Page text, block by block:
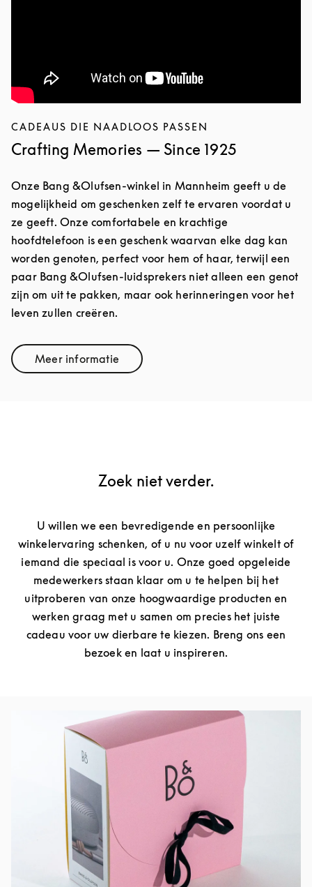
CADEAUS DIE NAADLOOS PASSEN
Crafting Memories — Since 1925
Onze Bang &Olufsen-winkel in Mannheim geeft u de
mogelijkheid om geschenken zelf te ervaren voordat u
ze geeft. Onze comfortabele en krachtige
hoofdtelefoon is een geschenk waarvan elke dag kan
worden genoten, perfect voor hem of haar, terwijl een
paar Bang &Olufsen-luidsprekers niet alleen een genot
zijn om uit te pakken, maar ook herinneringen voor het
leven zullen creëren.
Meer informatieLink Opens in New Tab
Zoek niet verder.
U willen we een bevredigende en persoonlijke
winkelervaring schenken, of u nu voor uzelf winkelt of
iemand die speciaal is voor u. Onze goed opgeleide
medewerkers staan klaar om u te helpen bij het
uitproberen van onze hoogwaardige producten en
werken graag met u samen om precies het juiste
cadeau voor uw dierbare te kiezen. Breng ons een
bezoek en laat u inspireren.
Afbeelding van evenement